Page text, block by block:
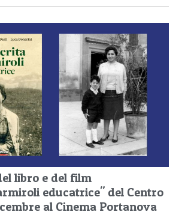
libro e del film
educatrice" del Centro
al Cinema Portanova